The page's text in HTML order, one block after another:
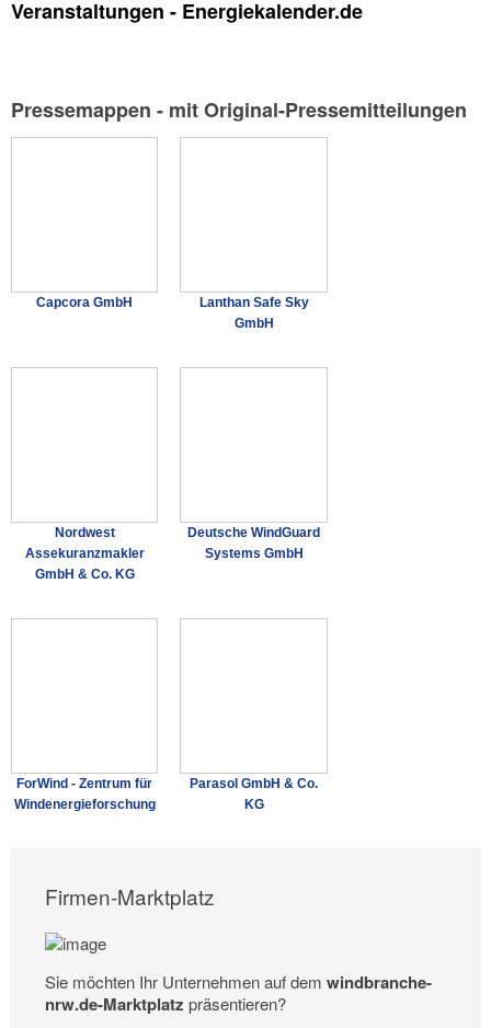
Veranstaltungen - Energiekalender.de
Pressemappen - mit Original-Pressemitteilungen
Capcora GmbH
Lanthan Safe Sky
GmbH
Nordwest
Assekuranzmakler
GmbH & Co. KG
Deutsche WindGuard
Systems GmbH
ForWind - Zentrum für
Windenergieforschung
Parasol GmbH & Co.
KG
Firmen-Marktplatz
Sie möchten Ihr Unternehmen auf demwindbranche-
nrw.de-Marktplatz präsentieren?